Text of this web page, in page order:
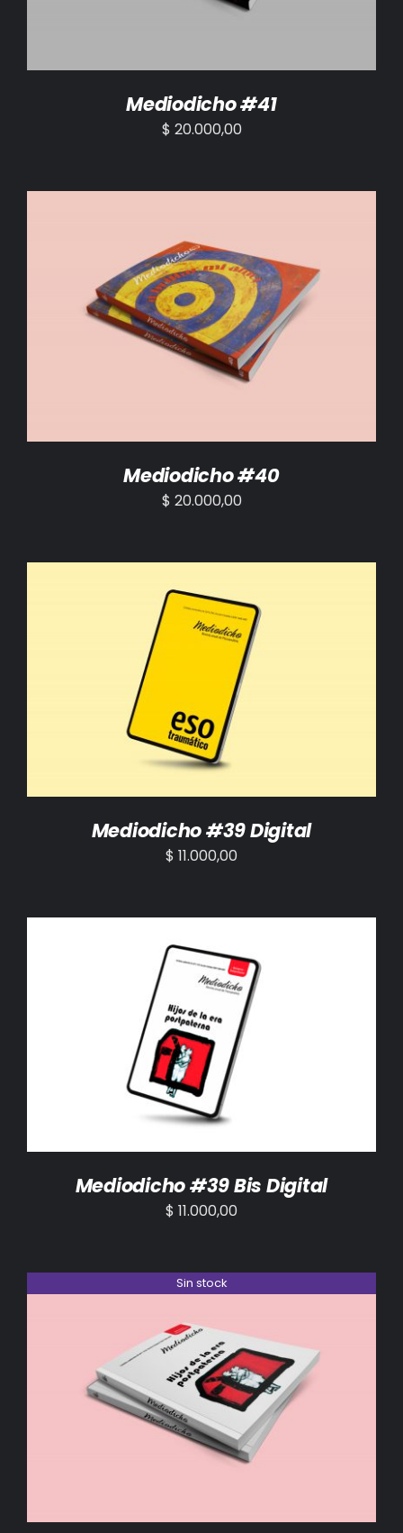
Mediodicho #41
$ 20.000,00
AÑADIR AL CARRITO / DETALLES
Mediodicho #40
$ 20.000,00
AÑADIR AL CARRITO /
Mediodicho #39 Digital
$ 11.000,00
AÑADIR AL CARRITO /
Mediodicho #39 Bis Digital
$ 11.000,00
Sin stock
DETALLES